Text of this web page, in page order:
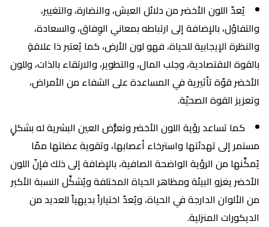
يُعدّ اللون الأخضر من دلائل العيش، والنضارة، والتغيير،
والتفاؤل، بالإضافة إلى ارتباطه بمعاني الوِفاق، والسعادة،
والنظرة الإيجابية للحياة، فهو لون الأرض، كما يُعتبر ذا علاقةٍ
بالقوة الاقتصادية، وجلب المال، والتطوير، والارتقاء بالذات، وللون
الأخضر قوّة تأثيرية في المساعدة على الشفاء من الأمراض،
وتعزيز القوة الصحيّة.
كما تساعد رؤية اللون الأخضر وتعرُّض العين البشرية له بشكلٍ
مستمر إلى تهدئتها واسترخاء أعصابها، وتقوية عضلتها ممّا
يُمكِّنها من الرؤية الواضحة الصافية، بالإضافة إلى ذلك فإنّ اللون
الأخضر يغزو البيئة ومظاهر الحياة المختلفة ويُشكِّل النسبة الأكبر
من الألوان الدارجة في الحياة، ويُعدّ اختياراً بديهياً للعديد من
الديكورات المنزلية.